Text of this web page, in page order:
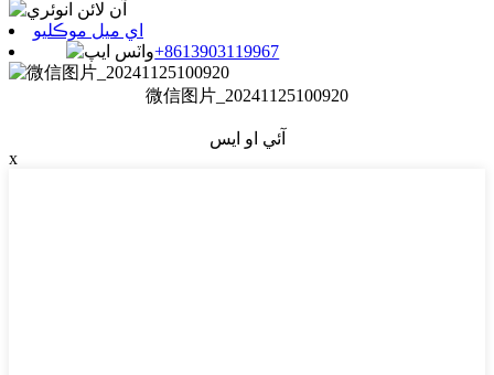
اي ميل موڪليو
+8613903119967
微信图片_20241125100920
آئي او ايس
x